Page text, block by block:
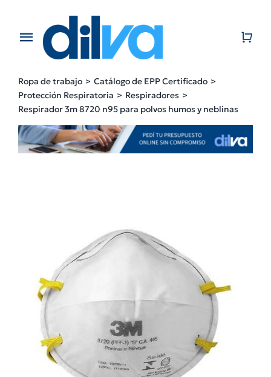
contentToggle
EMPRESA
PRODUCTOS
Ropa de trabajo
Catálogo de EPP Certificado
Protección Respiratoria
Respiradores
Respirador 3m 8720 n95 para polvos humos y neblinas